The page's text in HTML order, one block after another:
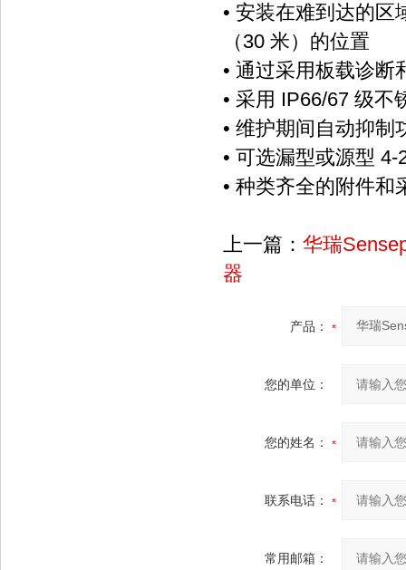
• 安装在难到达的
（30 米）的位置
• 通过采用板载诊
• 采用 IP66/67 级
• 维护期间自动抑制
• 可选漏型或源型
• 种类齐全的附件
上一篇： 华瑞
器
产品：
您的单位：
您的姓名：
联系电话：
常用邮箱：